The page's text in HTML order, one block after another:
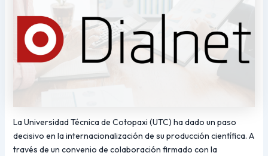
La Universidad Técnica de Cotopaxi (UTC) ha dado un paso
decisivo en la internacionalización de su producción científica. A
través de un convenio de colaboración firmado con la